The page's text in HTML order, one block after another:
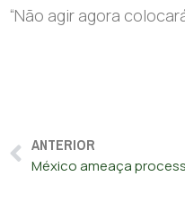
“Não agir agora
ANTERIOR